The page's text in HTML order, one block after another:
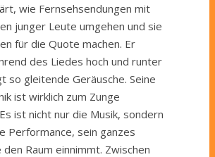
wie Fernsehsendungen mit
junger Leute umgehen und sie
für die Quote machen. Er
des Liedes hoch und runter
so gleitende Geräusche. Seine
ist wirklich zum Zunge
ist nicht nur die Musik, sondern
Performance, sein ganzes
Raum einnimmt. Zwischen